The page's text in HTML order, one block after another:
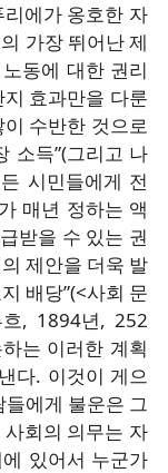
에가 옹호한 자
가장 뛰어난 제
동에 대한 권리
효과만을 다룬
수반한 것으로
소득”(그리고 나
시민들에게 전
매년 정하는 액
받을 수 있는 권
제안을 더욱 발
배당”(<사회 문
, 1894년, 252
는 이러한 계획
다. 이것이 게으
들에게 불운은 그
회의 의무는 자
있어서 누군가